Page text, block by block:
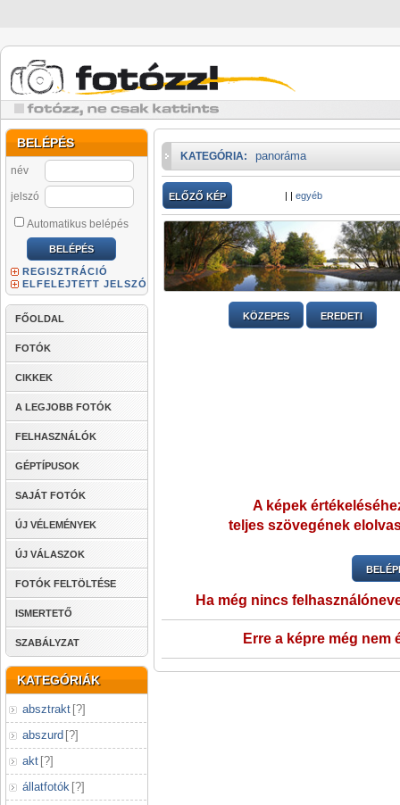
BELÉPÉS
név
jelszó
Automatikus belépés
REGISZTRÁCIÓ
ELFELEJTETT JELSZÓ
FŐOLDAL
FOTÓK
CIKKEK
A LEGJOBB FOTÓK
FELHASZNÁLÓK
GÉPTÍPUSOK
SAJÁT FOTÓK
ÚJ VÉLEMÉNYEK
ÚJ VÁLASZOK
FOTÓK FELTÖLTÉSE
ISMERTETŐ
SZABÁLYZAT
KATEGÓRIÁK
absztrakt [?]
abszurd [?]
akt [?]
állatfotók [?]
KATEGÓRIA: panoráma
ELŐZŐ KÉP | | egyéb
KÖZEPES EREDETI
A képek
teljes szövegének
Ha még nincs
Erre a képre még nem